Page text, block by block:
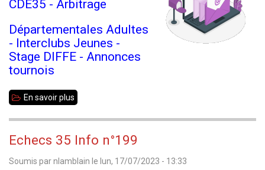
CDE35 - Arbitrage
Départementales Adultes
- Interclubs Jeunes -
Stage DIFFE - Annonces
tournois
En savoir plus
Info
n°200
Echecs 35 Info n°199
Soumis parnlamblain le lun, 17/07/2023 - 13:33